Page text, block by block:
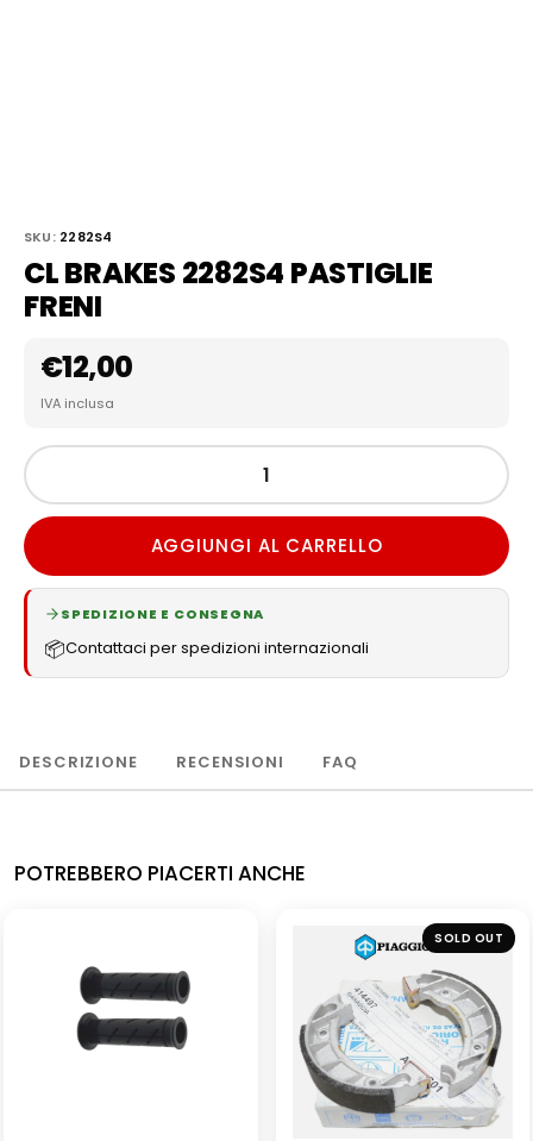
SKU: 2282S4
CL BRAKES 2282S4 PASTIGLIE
FRENI
€12,00
IVA inclusa
AGGIUNGI AL CARRELLO
SPEDIZIONE E CONSEGNA
📦Contattaci per spedizioni internazionali
DESCRIZIONE RECENSIONI FAQ
POTREBBERO PIACERTI ANCHE
SOLD OUT